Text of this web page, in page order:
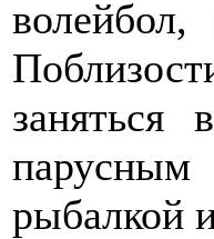
волейбол,
заняться
рыбалкой